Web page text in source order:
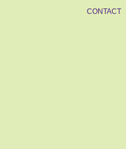
CONTACT